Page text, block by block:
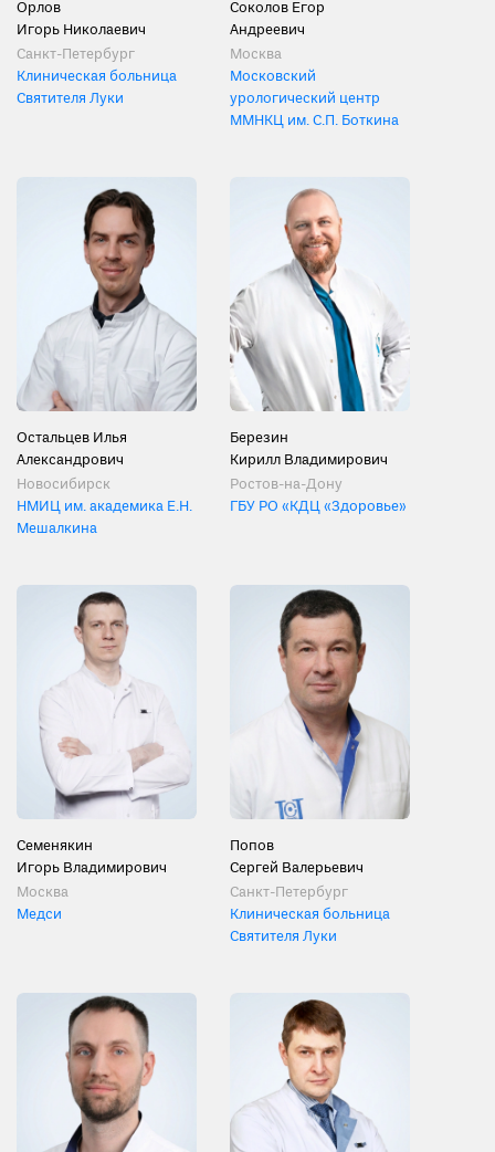
Орлов
Игорь Николаевич
Санкт-Петербург
Клиническая больница
Святителя Луки
Соколов Егор
Андреевич
Москва
Московский
урологический центр
ММНКЦ им. С.П. Боткина
Остальцев Илья
Александрович
Новосибирск
НМИЦ им. академика Е.Н.
Мешалкина
Березин
Кирилл Владимирович
Ростов-на-Дону
ГБУ РО «КДЦ «Здоровье»
Семенякин
Игорь Владимирович
Москва
Медси
Попов
Сергей Валерьевич
Санкт-Петербург
Клиническая больница
Святителя Луки